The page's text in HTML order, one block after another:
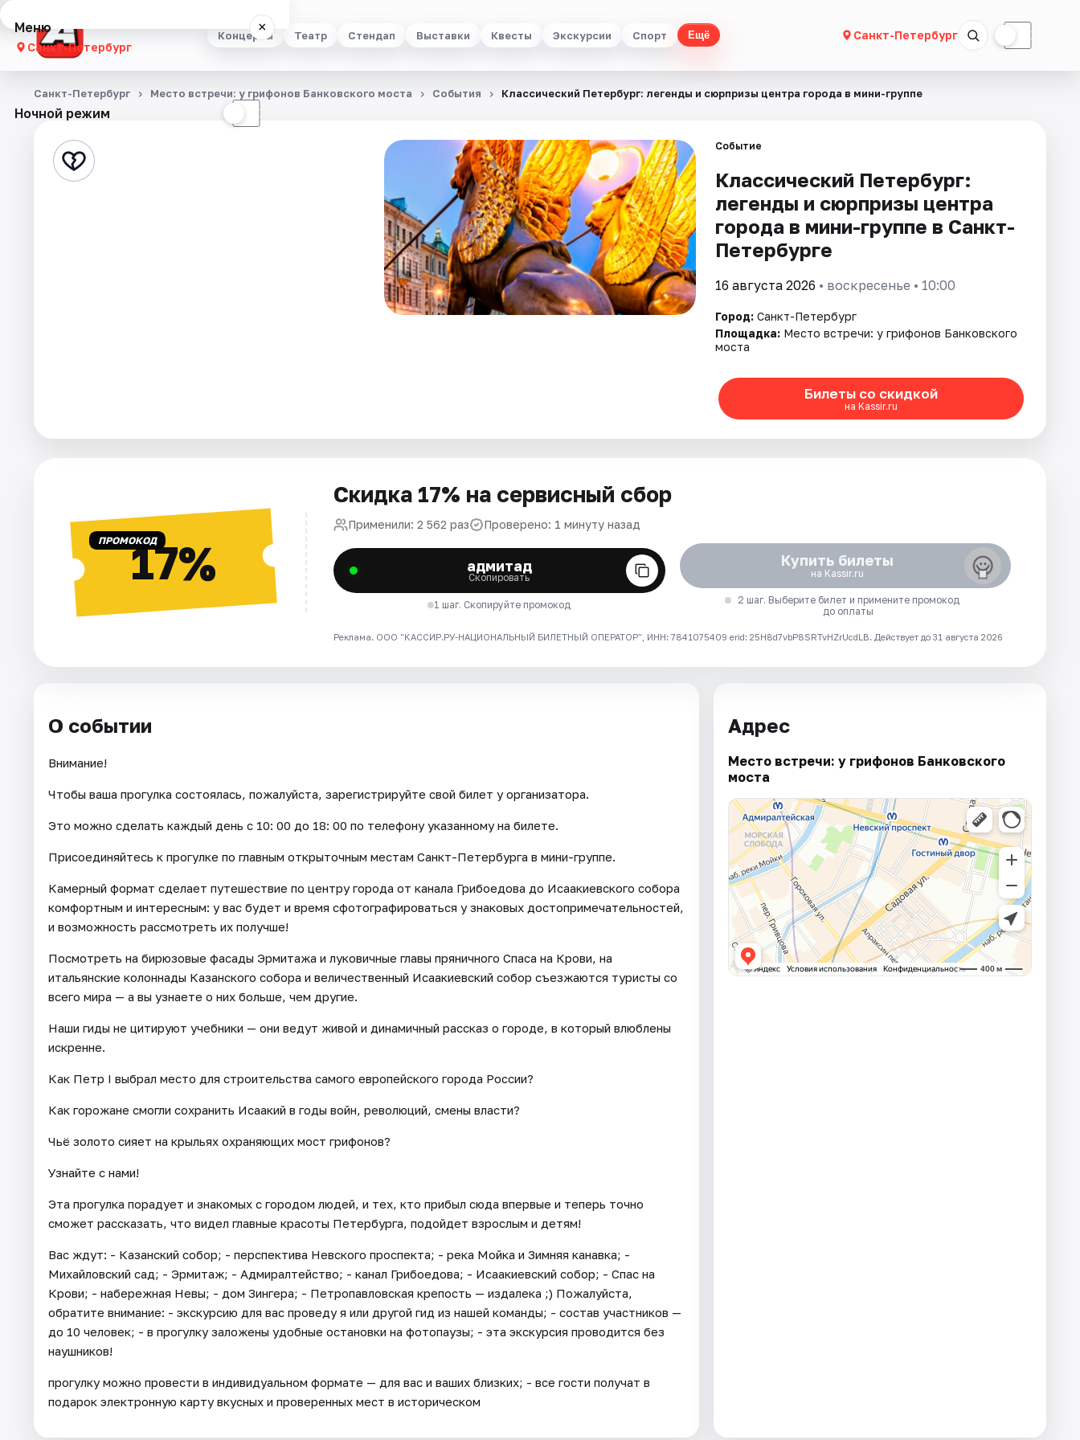
Концерты Театр Стендап Выставки Квесты Экскурсии Спорт Ещё Санкт-Петербург ☾
Меню ×
Санкт-Петербург
Концерты
Стендап
Площадки
Ночной режим ☾
Санкт-Петербург Место встречи: у грифонов Банковского моста События Классический Петербург: легенды и сюрпризы центра города в мини-группе
Событие
Классический Петербург:
легенды и сюрпризы центра
города в мини-группе в Санкт-
Петербурге
16 августа 2026 • воскресенье • 10:00
Город: Санкт-Петербург
Площадка: Место встречи: у грифонов Банковского
моста
Билеты со скидкой
на Kassir.ru
ПРОМОКОД17%
Скидка 17% на сервисный сбор
Применили: 2 562 раз Проверено: 1 минуту назад
адмитад
Скопировать
1 шаг. Скопируйте промокод
Купить билеты
на Kassir.ru
2 шаг. Выберите билет и примените промокод
до оплаты
Реклама. ООО "КАССИР.РУ-НАЦИОНАЛЬНЫЙ БИЛЕТНЫЙ ОПЕРАТОР", ИНН: 7841075409 erid: 25H8d7vbP8SRTvHZrUcdLB. Действует до 31 августа 2026
О событии
Внимание!
Чтобы ваша прогулка состоялась, пожалуйста, зарегистрируйте свой билет у организатора.
Это можно сделать каждый день c 10: 00 до 18: 00 по телефону указанному на билете.
Присоединяйтесь к прогулке по главным открыточным местам Санкт-Петербурга в мини-группе.
Камерный формат сделает путешествие по центру города от канала Грибоедова до Исаакиевского собора
комфортным и интересным: у вас будет и время сфотографироваться у знаковых достопримечательностей,
и возможность рассмотреть их получше!
Посмотреть на бирюзовые фасады Эрмитажа и луковичные главы пряничного Спаса на Крови, на
итальянские колоннады Казанского собора и величественный Исаакиевский собор съезжаются туристы со
всего мира — а вы узнаете о них больше, чем другие.
Наши гиды не цитируют учебники — они ведут живой и динамичный рассказ о городе, в который влюблены
искренне.
Как Петр I выбрал место для строительства самого европейского города России?
Как горожане смогли сохранить Исаакий в годы войн, революций, смены власти?
Чьё золото сияет на крыльях охраняющих мост грифонов?
Узнайте с нами!
Эта прогулка порадует и знакомых с городом людей, и тех, кто прибыл сюда впервые и теперь точно
сможет рассказать, что видел главные красоты Петербурга, подойдет взрослым и детям!
Вас ждут: - Казанский собор; - перспектива Невского проспекта; - река Мойка и Зимняя канавка; -
Михайловский сад; - Эрмитаж; - Адмиралтейство; - канал Грибоедова; - Исаакиевский собор; - Спас на
Крови; - набережная Невы; - дом Зингера; - Петропавловская крепость — издалека ;) Пожалуйста,
обратите внимание: - экскурсию для вас проведу я или другой гид из нашей команды; - состав участников —
до 10 человек; - в прогулку заложены удобные остановки на фотопаузы; - эта экскурсия проводится без
наушников!
прогулку можно провести в индивидуальном формате — для вас и ваших близких; - все гости получат в
подарок электронную карту вкусных и проверенных мест в историческом
Адрес
Место встречи: у грифонов Банковского
моста